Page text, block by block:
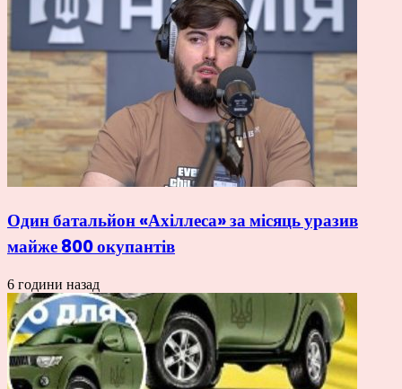
Один батальйон «Ахіллеса» за місяць уразив
майже 800 окупантів
6 години назад